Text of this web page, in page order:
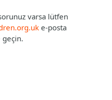
varsa lütfen
e-posta